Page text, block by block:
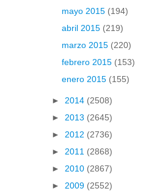
mayo 2015 (194)
abril 2015 (219)
marzo 2015 (220)
febrero 2015 (153)
enero 2015 (155)
► 2014 (2508)
► 2013 (2645)
► 2012 (2736)
► 2011 (2868)
► 2010 (2867)
► 2009 (2552)